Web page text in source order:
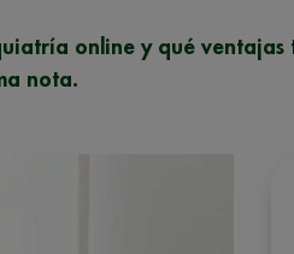
online y qué
nota.